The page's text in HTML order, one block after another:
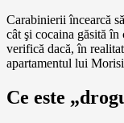
Carabinierii încearcă
cât şi cocaina găsită
verifică dacă, în
apartamentul lui
Ce este